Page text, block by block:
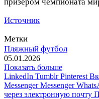
Источник
Метки
Пляжный футбол
05.01.2026
Показать больше
LinkedIn Tumblr Pinterest
Messenger Messenger
через электронную почту